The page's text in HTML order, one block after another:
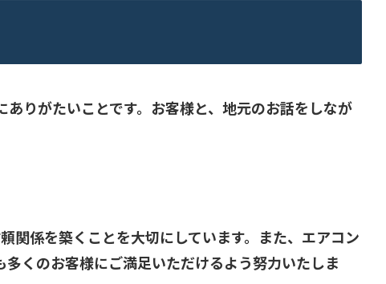
りがたいことです。お客様と、地元のお話をしなが
関係を築くことを大切にしています。また、エアコン
くのお客様にご満足いただけるよう努力いたしま